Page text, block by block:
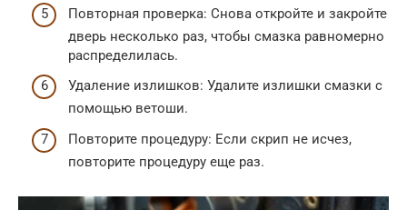
Повторная проверка: Снова откройте и закройте
дверь несколько раз, чтобы смазка равномерно
распределилась.
Удаление излишков: Удалите излишки смазки с
помощью ветоши.
Повторите процедуру: Если скрип не исчез,
повторите процедуру еще раз.